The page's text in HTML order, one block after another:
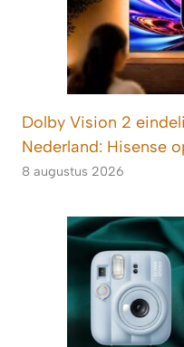
Dolby Vision 2
Nederland: Hisense
8 augustus 2026